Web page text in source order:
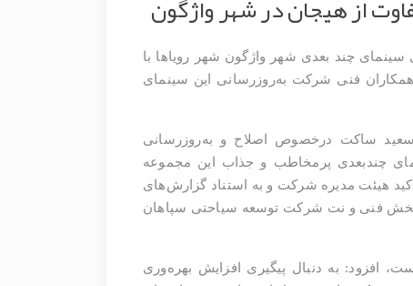
چند بعدی شهر واژگون شهر رویاها با
همکاران فنی شرکت به‌روزرسانی این سینمای
ساکت درخصوص اصلاح و به‌روزرسانی
چندبعدی پرمخاطب و جذاب این مجموعه
هیئت مدیره شرکت و به استناد گزارش‌های
بخش فنی و نت شرکت توسعه سیاحتی سپاهان
افزود: به دنبال پیگیری افزایش بهره‌وری